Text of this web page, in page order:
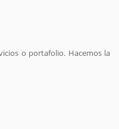
o portafolio. Hacemos la